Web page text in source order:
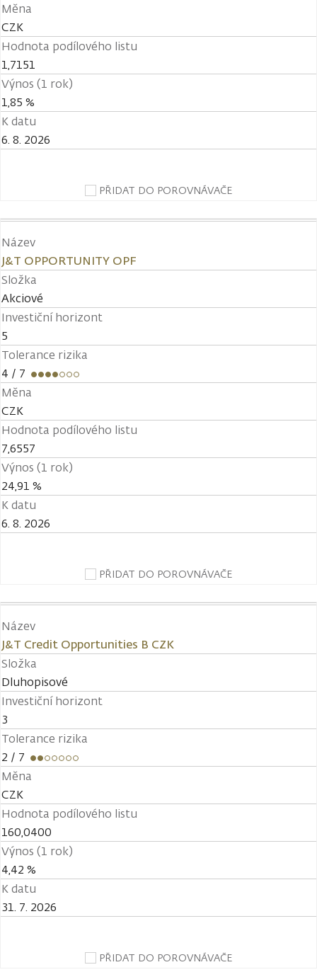
Měna
CZK
Hodnota podílového listu
1,7151
Výnos (1 rok)
1,85 %
K datu
6. 8. 2026
PŘIDAT DO POROVNÁVAČE
Název
J&T OPPORTUNITY OPF
Složka
Akciové
Investiční horizont
5
Tolerance rizika
4 / 7
Měna
CZK
Hodnota podílového listu
7,6557
Výnos (1 rok)
24,91 %
K datu
6. 8. 2026
PŘIDAT DO POROVNÁVAČE
Název
J&T Credit Opportunities B CZK
Složka
Dluhopisové
Investiční horizont
3
Tolerance rizika
2 / 7
Měna
CZK
Hodnota podílového listu
160,0400
Výnos (1 rok)
4,42 %
K datu
31. 7. 2026
PŘIDAT DO POROVNÁVAČE